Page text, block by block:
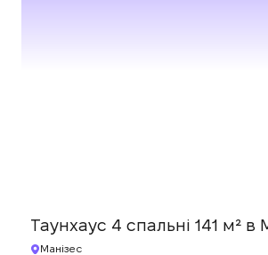
Таунхаус 4 спальні 141 м² в
Манізес